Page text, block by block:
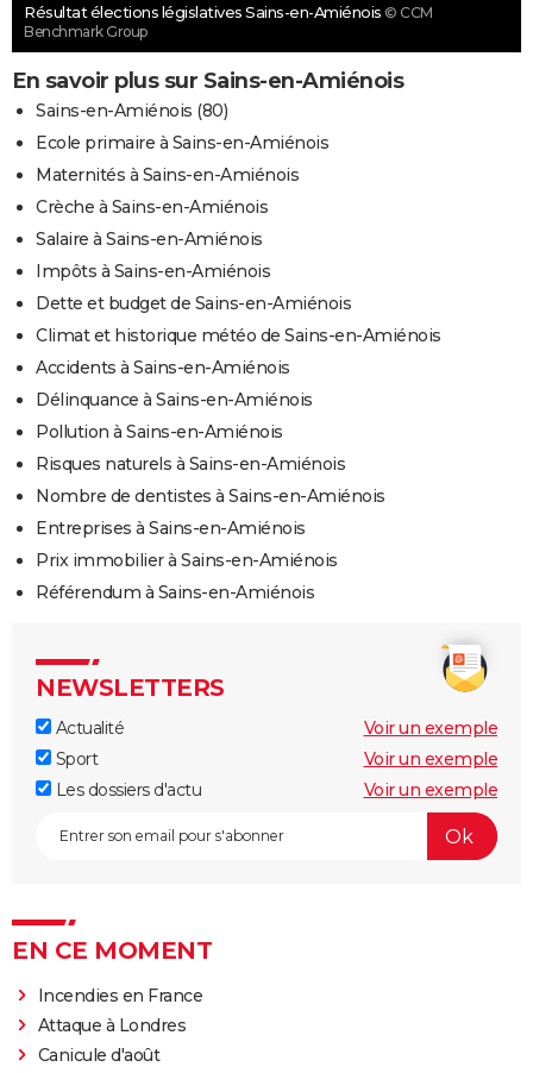
Résultat élections législatives Sains-en-Amiénois © CCM
Benchmark Group
En savoir plus sur Sains-en-Amiénois
Sains-en-Amiénois (80)
Ecole primaire à Sains-en-Amiénois
Maternités à Sains-en-Amiénois
Crèche à Sains-en-Amiénois
Salaire à Sains-en-Amiénois
Impôts à Sains-en-Amiénois
Dette et budget de Sains-en-Amiénois
Climat et historique météo de Sains-en-Amiénois
Accidents à Sains-en-Amiénois
Délinquance à Sains-en-Amiénois
Pollution à Sains-en-Amiénois
Risques naturels à Sains-en-Amiénois
Nombre de dentistes à Sains-en-Amiénois
Entreprises à Sains-en-Amiénois
Prix immobilier à Sains-en-Amiénois
Référendum à Sains-en-Amiénois
NEWSLETTERS
Actualité
Voir un exemple
Sport
Voir un exemple
Les dossiers d'actu
Voir un exemple
EN CE MOMENT
Incendies en France
Attaque à Londres
Canicule d'août